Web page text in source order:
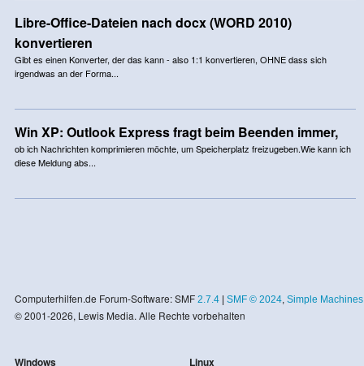
Libre-Office-Dateien nach docx (WORD 2010)
konvertieren
Gibt es einen Konverter, der das kann - also 1:1 konvertieren, OHNE dass sich
irgendwas an der Forma...
Win XP: Outlook Express fragt beim Beenden immer,
ob ich Nachrichten komprimieren möchte, um Speicherplatz freizugeben.Wie kann ich
diese Meldung abs...
Computerhilfen.de Forum-Software: SMF 2.7.4| SMF © 2024, Simple Machines
© 2001-2026, Lewis Media. Alle Rechte vorbehalten
Windows Linux